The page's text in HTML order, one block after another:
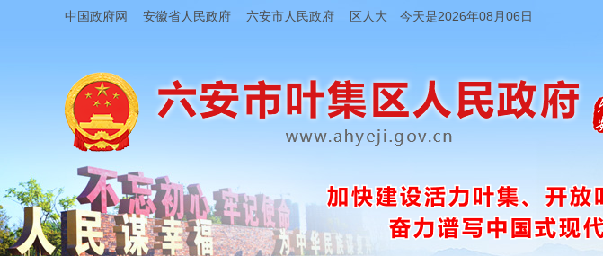
中国政府网 安徽省人民政府 六安市人民政府 区人大 今天是2026年08月06日